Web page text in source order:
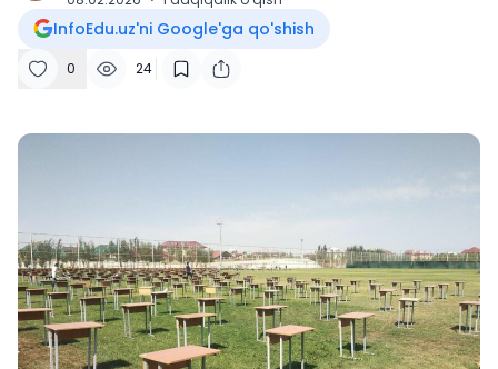
InfoEdu.uz'ni Google'ga qo'shish
0 24